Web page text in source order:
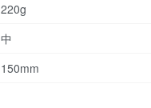
220g
中
150mm